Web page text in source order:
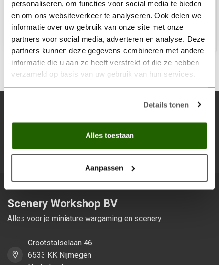
personaliseren, om functies voor social media te bieden
en om ons websiteverkeer te analyseren. Ook delen we
informatie over uw gebruik van onze site met onze
partners voor social media, adverteren en analyse. Deze
partners kunnen deze gegevens combineren met andere
informatie die u aan ze heeft verstrekt of die ze hebben
verzameld op basis van uw gebruik van hun services.
Details tonen
Alles toestaan
Aanpassen
Niet op voorraad
Blijf op de hoogte over onze laatste acties
Scenery Workshop BV
Alles voor je miniature wargaming en scenery
Grootstalselaan 46
6533 KK Nijmegen